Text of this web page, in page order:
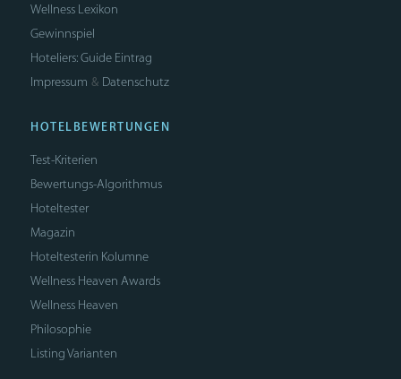
Wellness Lexikon
Gewinnspiel
Hoteliers: Guide Eintrag
Impressum & Datenschutz
HOTELBEWERTUNGEN
Test-Kriterien
Bewertungs-Algorithmus
Hoteltester
Magazin
Hoteltesterin Kolumne
Wellness Heaven Awards
Wellness Heaven
Philosophie
Listing Varianten